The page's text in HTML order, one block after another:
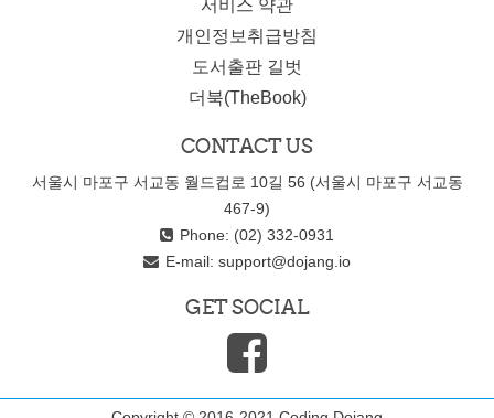
서비스 약관
개인정보취급방침
도서출판 길벗
더북(TheBook)
CONTACT US
서울시 마포구 서교동 월드컵로 10길 56 (서울시 마포구 서교동
467-9)
Phone: (02) 332-0931
E-mail: support@dojang.io
GET SOCIAL